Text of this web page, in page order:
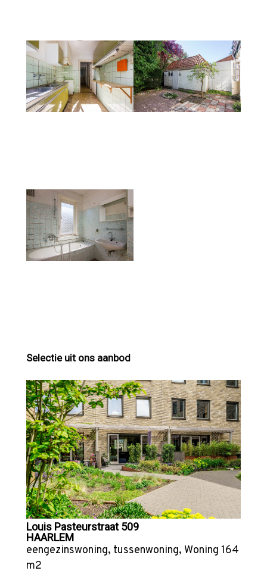
Selectie uit ons aanbod
Louis Pasteurstraat 509
HAARLEM
eengezinswoning, tussenwoning, Woning 164
m2